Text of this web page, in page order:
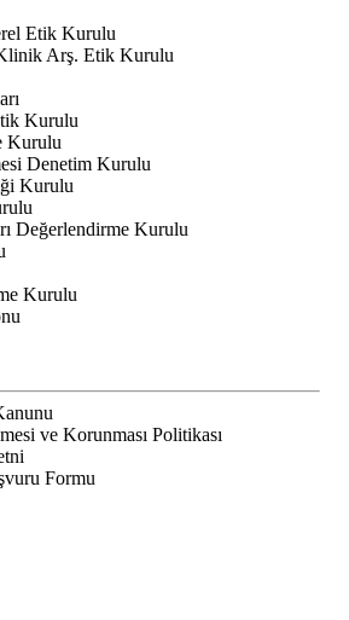
Etik Kurulu
Arş. Etik Kurulu
Kurulu
Kurulu
Denetim Kurulu
Kurulu
Değerlendirme Kurulu
Kurulu
ve Korunması Politikası
Formu